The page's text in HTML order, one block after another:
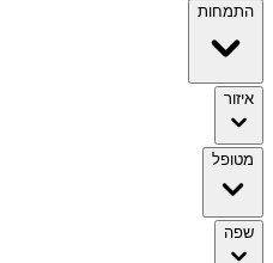
התמחות
איזור
מטופל
שפה